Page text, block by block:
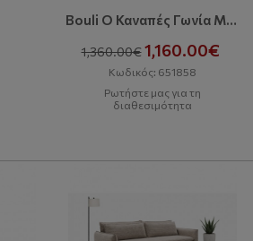
Bouli O Καναπές Γωνία Με Κρεβάτι Και Αποθηκευτικό Χώρο
1,360.00€ 1,160.00€
Κωδικός: 651858
Ρωτήστε μας για τη
διαθεσιμότητα